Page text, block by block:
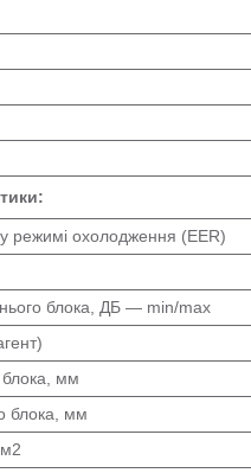
режимі охолодження (EER)
блока, ДБ — min/max
блока, мм
блока, мм